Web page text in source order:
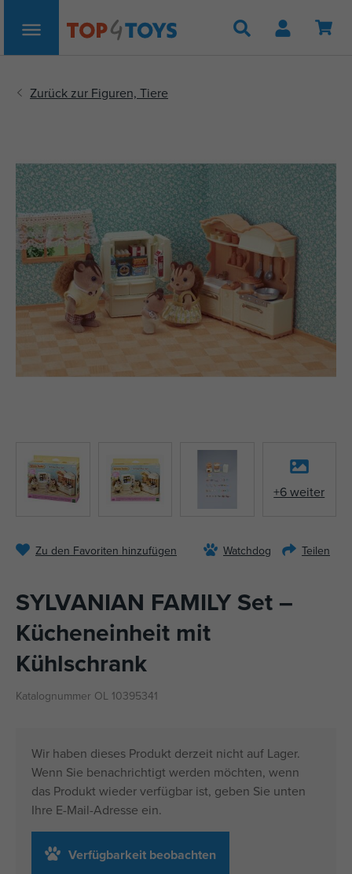
Suche
+6 weiter
Zu den Favoriten hinzufügen Watchdog Teilen
SYLVANIAN FAMILY Set –
Kücheneinheit mit
Kühlschrank
Katalognummer OL 10395341
Wir haben dieses Produkt derzeit nicht auf Lager.
Wenn Sie benachrichtigt werden möchten, wenn
das Produkt wieder verfügbar ist, geben Sie unten
Ihre E-Mail-Adresse ein.
Verfügbarkeit beobachten